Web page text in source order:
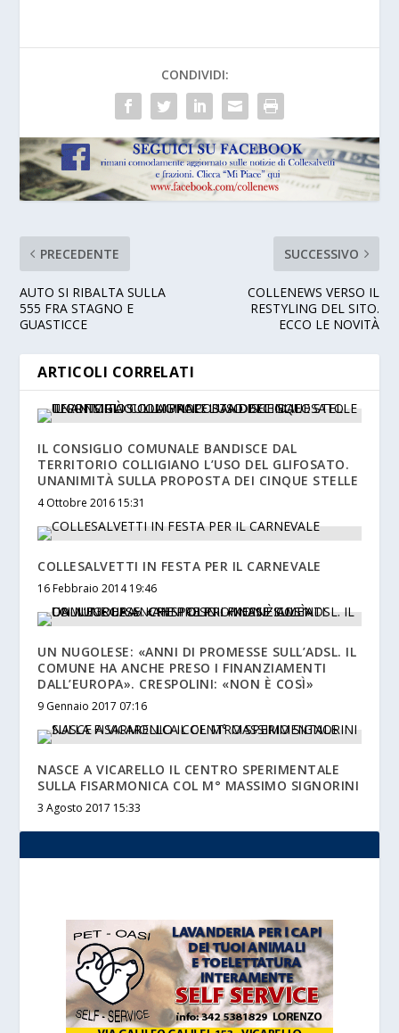
CONDIVIDI:
PRECEDENTE
AUTO SI RIBALTA SULLA
555 FRA STAGNO E
GUASTICCE
SUCCESSIVO
COLLENEWS VERSO IL
RESTYLING DEL SITO.
ECCO LE NOVITÀ
ARTICOLI CORRELATI
IL CONSIGLIO COMUNALE BANDISCE DAL
TERRITORIO COLLIGIANO L’USO DEL GLIFOSATO.
UNANIMITÀ SULLA PROPOSTA DEI CINQUE STELLE
4 Ottobre 2016 15:31
COLLESALVETTI IN FESTA PER IL CARNEVALE
16 Febbraio 2014 19:46
UN NUGOLESE: «ANNI DI PROMESSE SULL’ADSL. IL
COMUNE HA ANCHE PRESO I FINANZIAMENTI
DALL’EUROPA». CRESPOLINI: «NON È COSÌ»
9 Gennaio 2017 07:16
NASCE A VICARELLO IL CENTRO SPERIMENTALE
SULLA FISARMONICA COL M° MASSIMO SIGNORINI
3 Agosto 2017 15:33